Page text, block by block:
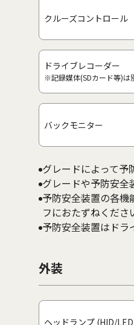
クルーズコントロール
ドライブレコーダー
※記録媒体(SDカード等)は
バックモニター
グレードによって予
グレードや予防安全
予防安全装置の各機
フにおたずねくださ
予防安全装置はドラ
外装
ヘッドランプ (HID/